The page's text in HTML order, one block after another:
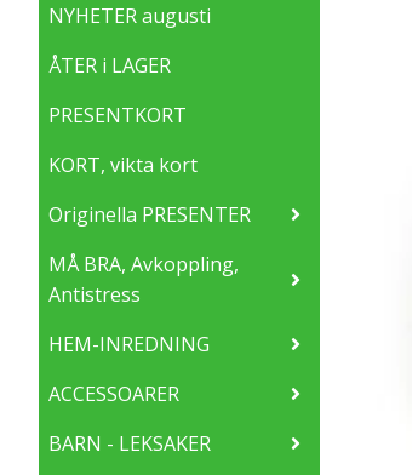
NYHETER augusti
ÅTER i LAGER
PRESENTKORT
KORT, vikta kort
Originella PRESENTER
MÅ BRA, Avkoppling,
Antistress
HEM-INREDNING
ACCESSOARER
BARN - LEKSAKER